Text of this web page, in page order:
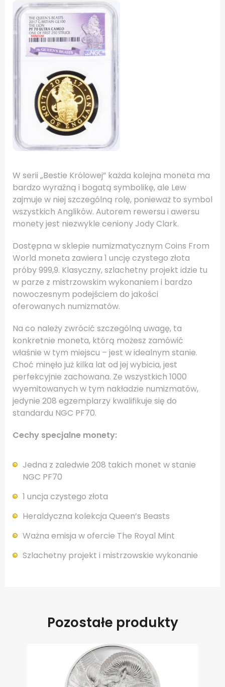
W serii „Bestie Królowej” każda kolejna moneta ma
bardzo wyraźną i bogatą symbolikę, ale Lew
zajmuje w niej szczególną rolę, ponieważ to symbol
wszystkich Anglików. Autorem rewersu i awersu
monety jest niezwykle ceniony Jody Clark.
Dostępna w sklepie numizmatycznym Coins From
World moneta zawiera 1 uncję czystego złota
próby 999,9. Klasyczny, szlachetny projekt idzie tu
w parze z mistrzowskim wykonaniem i bardzo
nowoczesnym podejściem do jakości
oferowanych numizmatów.
Na co należy zwrócić szczególną uwagę, ta
konkretnie moneta, którą możesz zamówić
właśnie w tym miejscu – jest w idealnym stanie.
Choć minęło już kilka lat od jej wybicia, jest
perfekcyjnie zachowana. Ze wszystkich 1000
wyemitowanych w tym nakładzie numizmatów,
jedynie 208 egzemplarzy kwalifikuje się do
standardu NGC PF70.
Cechy specjalne monety:
Jedna z zaledwie 208 takich monet w stanie
NGC PF70
1 uncja czystego złota
Heraldyczna kolekcja Queen’s Beasts
Ważna emisja w ofercie The Royal Mint
Szlachetny projekt i mistrzowskie wykonanie
Pozostałe produkty